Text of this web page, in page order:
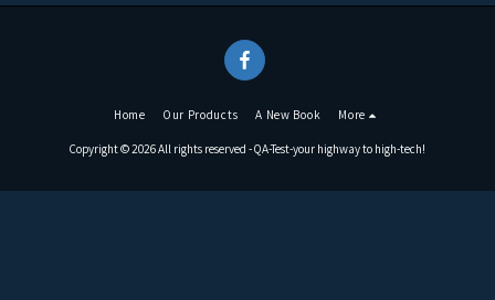
Home Our Products A New Book More
Copyright © 2026 All rights reserved -QA-Test-your highway to high-tech!